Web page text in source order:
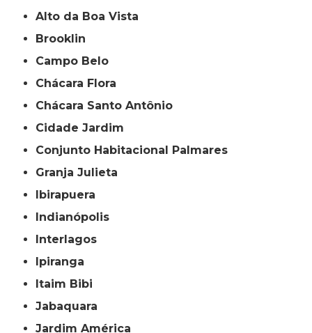
Alto da Boa Vista
Brooklin
Campo Belo
Chácara Flora
Chácara Santo Antônio
Cidade Jardim
Conjunto Habitacional Palmares
Granja Julieta
Ibirapuera
Indianópolis
Interlagos
Ipiranga
Itaim Bibi
Jabaquara
Jardim América